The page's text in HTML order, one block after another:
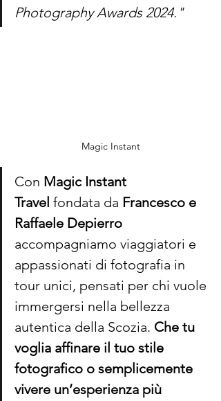
Photography Awards 2024."
Magic Instant
Con Magic Instant
Travel fondata da Francesco e
Raffaele Depierro
accompagniamo viaggiatori e
appassionati di fotografia in
tour unici, pensati per chi vuole
immergersi nella bellezza
autentica della Scozia. Che tu
voglia affinare il tuo stile
fotografico o semplicemente
vivere un’esperienza più